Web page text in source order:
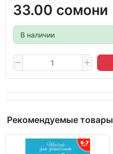
33.00 сомони
В наличии
Рекомендуемые товары